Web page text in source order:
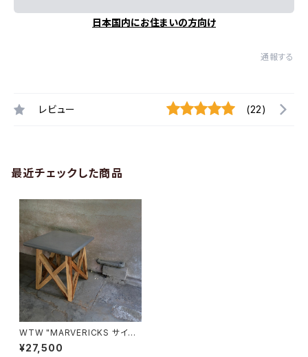
日本国内にお住まいの方向け
通報する
レビュー (22)
最近チェックした商品
WTW "MARVERICKS サイド
テーブル"
¥27,500